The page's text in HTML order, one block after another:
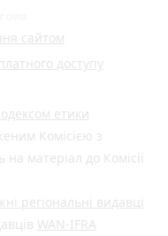
сайтом
доступу
етики
Комісією з
матеріал до Комісії
регіональні видавці
WAN-IFRA